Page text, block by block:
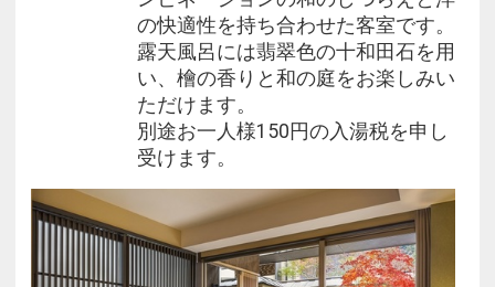
※写真はイメージです。
※全室禁煙室でのご用意となります。
※当プランはMarriott Bonvoy プログラム対象外とな
■施設について■
レストランやカフェ、会議・宴会場、プライベート
スパ、そして伝統の風格に現代的なエッセンスが加
えられた日本庭園など、四季を通じここでしか得ら
の快適性を持ち合わせた客室です。
露天風呂には翡翠色の十和田石を用
い、檜の香りと和の庭をお楽しみい
ただけます。
別途お一人様150円の入湯税を申し
受けます。